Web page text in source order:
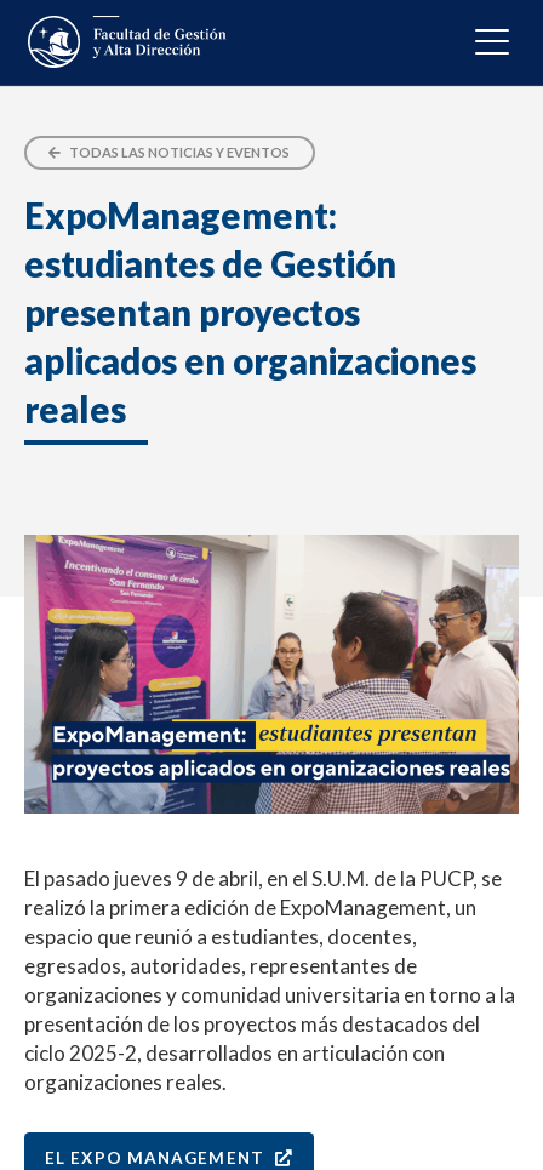
TODAS LAS NOTICIAS Y EVENTOS
ExpoManagement:
estudiantes de Gestión
presentan proyectos
aplicados en organizaciones
reales
El pasado jueves 9 de abril, en el S.U.M. de la PUCP, se
realizó la primera edición de ExpoManagement, un
espacio que reunió a estudiantes, docentes,
egresados, autoridades, representantes de
organizaciones y comunidad universitaria en torno a la
presentación de los proyectos más destacados del
ciclo 2025-2, desarrollados en articulación con
organizaciones reales.
EL EXPO MANAGEMENT